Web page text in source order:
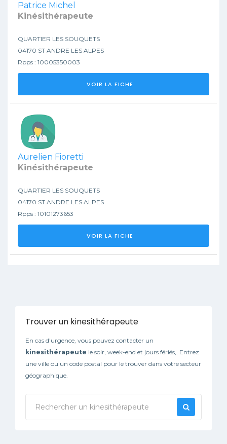
Patrice Michel
Kinésithérapeute
QUARTIER LES SOUQUETS
04170 ST ANDRE LES ALPES
Rpps : 10005350003
VOIR LA FICHE
Aurelien Fioretti
Kinésithérapeute
QUARTIER LES SOUQUETS
04170 ST ANDRE LES ALPES
Rpps : 10101273653
VOIR LA FICHE
Trouver un kinesithérapeute
En cas d'urgence, vous pouvez contacter un
kinesithérapeute le soir, week-end et jours fériés,. Entrez
une ville ou un code postal pour le trouver dans votre secteur
géographique.